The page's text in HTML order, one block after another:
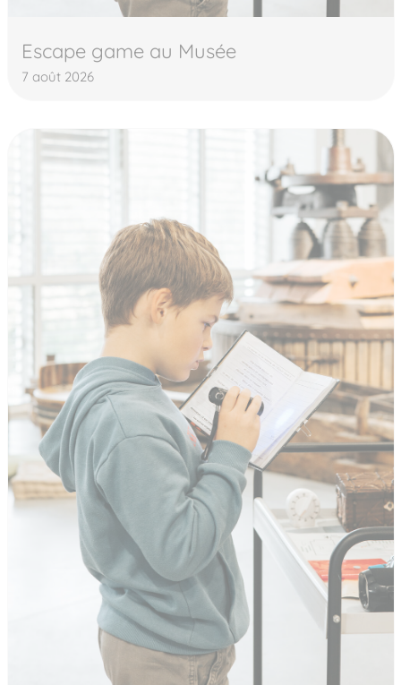
Escape game au Musée
7 août 2026